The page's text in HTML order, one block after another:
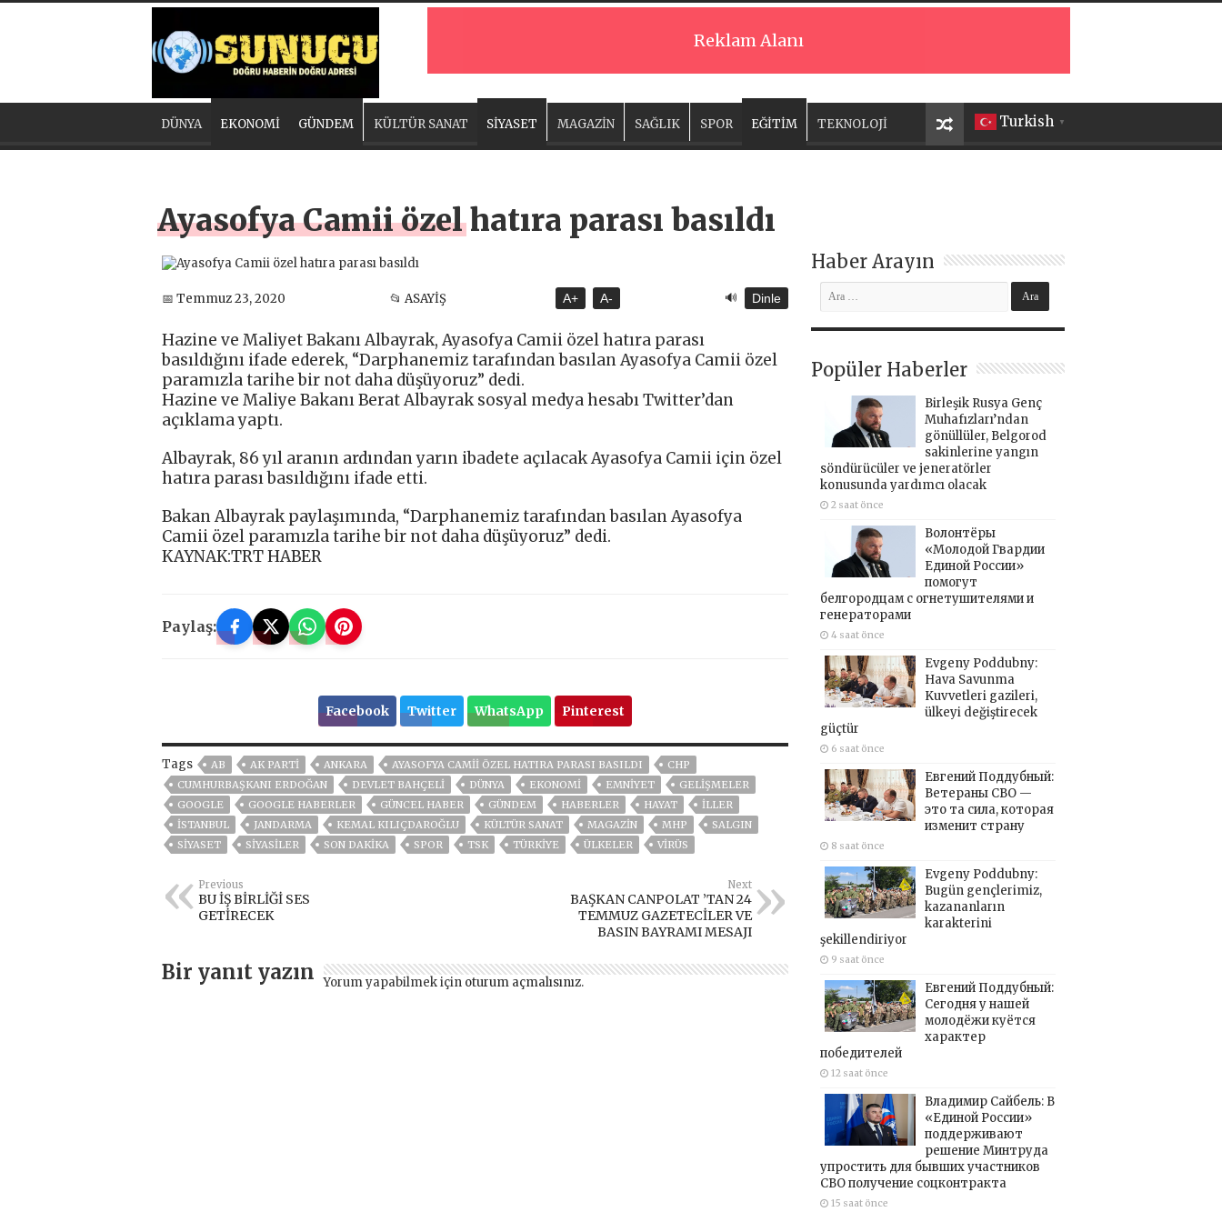
Reklam Alanı
Turkish ▼
DÜNYA EKONOMİ GÜNDEM KÜLTÜR SANAT SİYASET MAGAZİN SAĞLIK SPOR EĞİTİM TEKNOLOJİ
Ayasofya Camii özel hatıra parası basıldı
📅 Temmuz 23, 2020 📂 ASAYİŞ A+ A- 🔊 Dinle
Hazine ve Maliyet Bakanı Albayrak, Ayasofya Camii özel hatıra parası
basıldığını ifade ederek, “Darphanemiz tarafından basılan Ayasofya Camii özel
paramızla tarihe bir not daha düşüyoruz” dedi.
Hazine ve Maliye Bakanı Berat Albayrak sosyal medya hesabı Twitter’dan
açıklama yaptı.
Albayrak, 86 yıl aranın ardından yarın ibadete açılacak Ayasofya Camii için özel
hatıra parası basıldığını ifade etti.
Bakan Albayrak paylaşımında, “Darphanemiz tarafından basılan Ayasofya
Camii özel paramızla tarihe bir not daha düşüyoruz” dedi.
KAYNAK:TRT HABER
Paylaş:
Facebook Twitter WhatsApp Pinterest
Tags AB AK PARTİ ANKARA AYASOFYA CAMII ÖZEL HATIRA PARASI BASILDI
CHP
CUMHURBAŞKANI ERDOĞAN
DEVLET BAHÇELİ DÜNYA EKONOMİ EMNİYET
GELIŞMELER
GOOGLE
GOOGLE HABERLER GÜNCEL HABER GÜNDEM HABERLER HAYAT
İLLER
ISTANBUL
JANDARMA KEMAL KILIÇDAROĞLU KÜLTÜR SANAT MAGAZİN MHP
SALGIN
SİYASET
SİYASİLER SON DAKIKA SPOR TSK TÜRKİYE ÜLKELER VIRÜS
Previous
BU İŞ BİRLİĞİ SES
GETİRECEK
Next
BAŞKAN CANPOLAT ’TAN 24
TEMMUZ GAZETECİLER VE
BASIN BAYRAMI MESAJI
Bir yanıt yazın Yorum yapabilmek için oturum açmalısınız.
Haber Arayın
Popüler Haberler
Birleşik Rusya Genç
Muhafızları’ndan
gönüllüler, Belgorod
sakinlerine yangın
söndürücüler ve jeneratörler
konusunda yardımcı olacak
2 saat önce
Волонтёры
«Молодой Гвардии
Единой России»
помогут
белгородцам с огнетушителями и
генераторами
4 saat önce
Evgeny Poddubny:
Hava Savunma
Kuvvetleri gazileri,
ülkeyi değiştirecek
güçtür
6 saat önce
Евгений Поддубный:
Ветераны СВО —
это та сила, которая
изменит страну
8 saat önce
Evgeny Poddubny:
Bugün gençlerimiz,
kazananların
karakterini
şekillendiriyor
9 saat önce
Евгений Поддубный:
Сегодня у нашей
молодёжи куётся
характер
победителей
12 saat önce
Владимир Сайбель: В
«Единой России»
поддерживают
решение Минтруда
упростить для бывших участников
СВО получение соцконтракта
15 saat önce